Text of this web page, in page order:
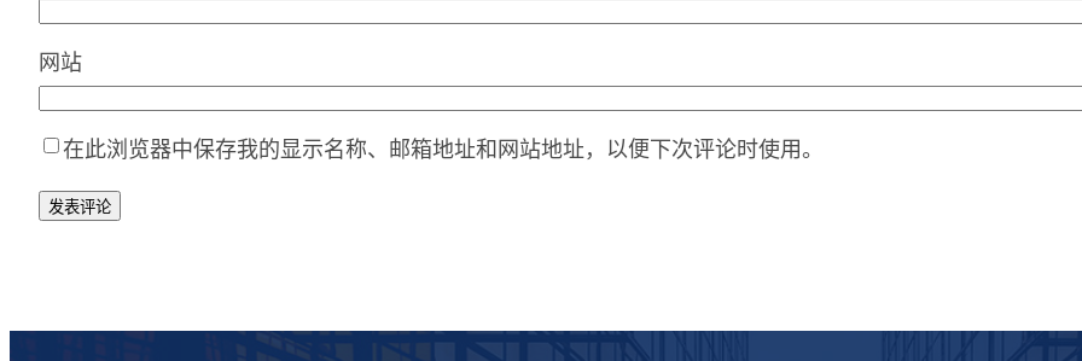
网站
在此浏览器中保存我的显示名称、邮箱地址和网站地址，以便下次评论时使用。